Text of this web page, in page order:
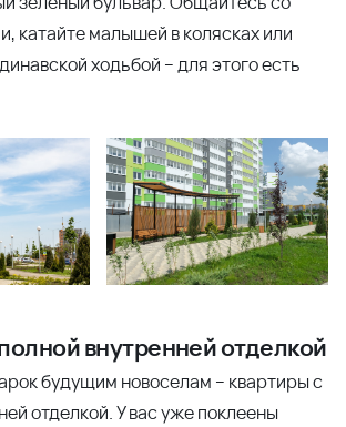
катайте малышей в колясках или
ходьбой – для этого есть
внутренней отделкой
будущим новоселам – квартиры с
отделкой. У вас уже поклеены